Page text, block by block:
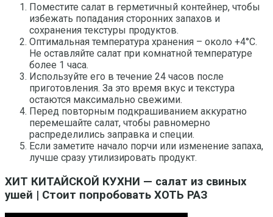
Поместите салат в герметичный контейнер, чтобы
избежать попадания сторонних запахов и
сохранения текстуры продуктов.
Оптимальная температура хранения – около +4°C.
Не оставляйте салат при комнатной температуре
более 1 часа.
Используйте его в течение 24 часов после
приготовления. За это время вкус и текстура
остаются максимально свежими.
Перед повторным подкрашиванием аккуратно
перемешайте салат, чтобы равномерно
распределились заправка и специи.
Если заметите начало порчи или изменение запаха,
лучше сразу утилизировать продукт.
ХИТ КИТАЙСКОЙ КУХНИ — салат из свиных
ушей | Стоит попробовать ХОТЬ РАЗ